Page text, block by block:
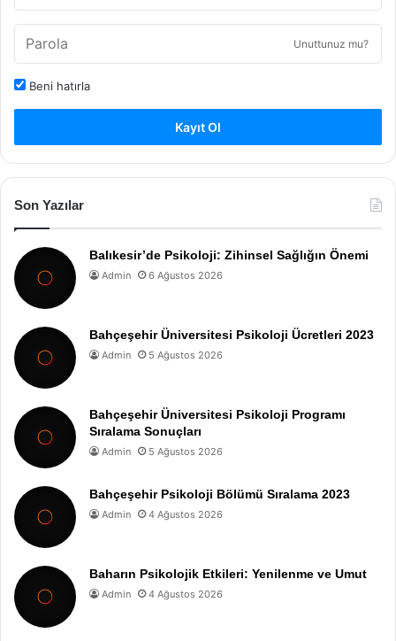
Unuttunuz mu?
Beni hatırla
Kayıt Ol
Son Yazılar
Balıkesir’de Psikoloji: Zihinsel Sağlığın Önemi
Admin 6 Ağustos 2026
Bahçeşehir Üniversitesi Psikoloji Ücretleri 2023
Admin 5 Ağustos 2026
Bahçeşehir Üniversitesi Psikoloji Programı
Sıralama Sonuçları
Admin 5 Ağustos 2026
Bahçeşehir Psikoloji Bölümü Sıralama 2023
Admin 4 Ağustos 2026
Baharın Psikolojik Etkileri: Yenilenme ve Umut
Admin 4 Ağustos 2026